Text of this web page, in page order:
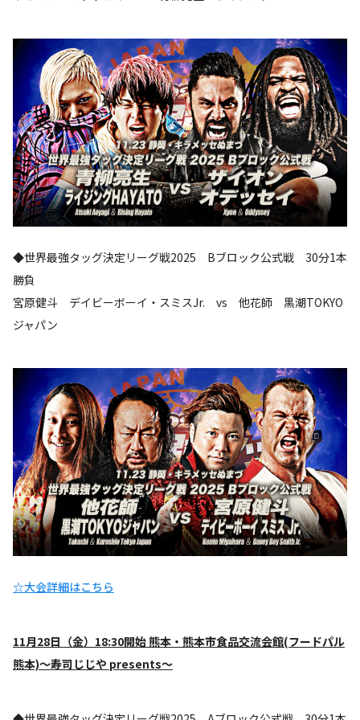
◆世界最強タッグ決定リーグ戦2025 Bブロック公式戦 30分1本
勝負
宮原健斗 デイビーボーイ・スミスJr. vs 他花師 黒潮TOKYO
ジャパン
☆大会詳細はこちら
11月28日（金）18:30開始 熊本・熊本市食品交流会館(フードパル
熊本)～寿司じじや presents～